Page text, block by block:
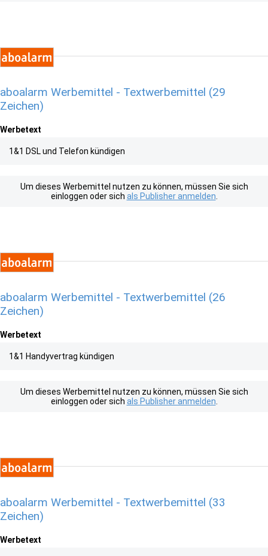
aboalarm Werbemittel - Textwerbemittel (29
Zeichen)
Werbetext
1&1 DSL und Telefon kündigen
Um dieses Werbemittel nutzen zu können, müssen Sie sich
einloggen oder sich als Publisher anmelden
aboalarm Werbemittel - Textwerbemittel (26
Zeichen)
Werbetext
1&1 Handyvertrag kündigen
Um dieses Werbemittel nutzen zu können, müssen Sie sich
einloggen oder sich als Publisher anmelden
aboalarm Werbemittel - Textwerbemittel (33
Zeichen)
Werbetext